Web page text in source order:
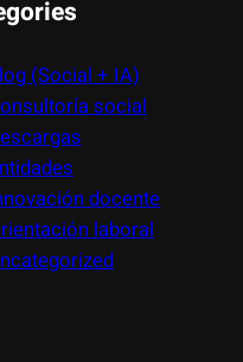
(Social + IA)
social
docente
laboral